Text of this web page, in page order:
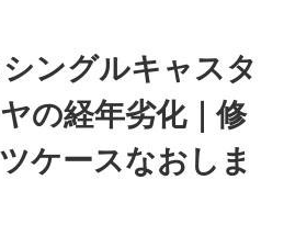
ングルキャスタ
の経年劣化｜修
ケースなおしま